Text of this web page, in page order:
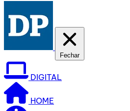
Fechar
DIGITAL
HOME